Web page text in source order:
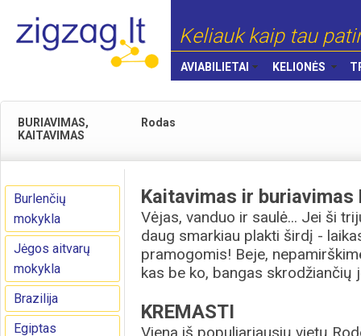
Keliauk kaip tau
AVIABILIETAI KELIONĖS
BURIAVIMAS,
KAITAVIMAS
Rodas
Burlenčių
mokykla
Jėgos aitvarų
mokykla
Brazilija
Egiptas
Kaitavimas ir buriavimas
Vėjas, vanduo ir saulė... Jei ši
daug smarkiau plakti širdį -
pramogomis! Beje,
kas be ko, bangas skrodžiančių
KREMASTI